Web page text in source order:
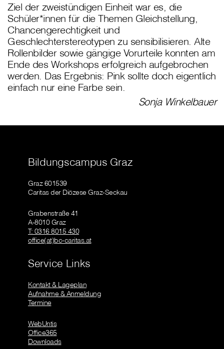
Ziel der zweistündigen Einheit war es, die
Schüler*innen für die Themen Gleichstellung,
Chancengerechtigkeit und
Geschlechterstereotypen zu sensibilisieren. Alte
Rollenbilder sowie gängige Vorurteile konnten am
Ende des Workshops erfolgreich aufgebrochen
werden. Das Ergebnis: Pink sollte doch eigentlich
einfach nur eine Farbe sein.
Sonja Winkelbauer
Bildungscampus Graz
Graz 601539
Caritas der Diözese Graz-Seckau
Grabenstraße 41
A-8010 Graz
T: 0316 8015 430
office(at)bc-caritas.at
Service Links
Kontakt & Lageplan
Aufnahme & Anmeldung
Termine
WebUntis
Office365
Downloads